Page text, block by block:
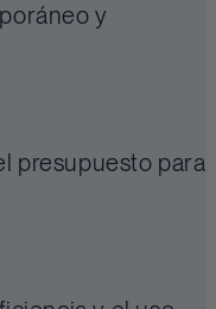
y
presupuesto para